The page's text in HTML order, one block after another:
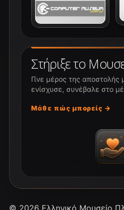
Στήριξε το
Γίνε μέρος της αποστολής
ενίσχυσε, συνέβαλε στο
Μάθε πώς μπορείς →